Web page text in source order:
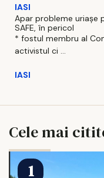
IASI
Apar probleme uriașe
SAFE, în pericol
* fostul membru al
activistul ci ...
IASI
Cele mai